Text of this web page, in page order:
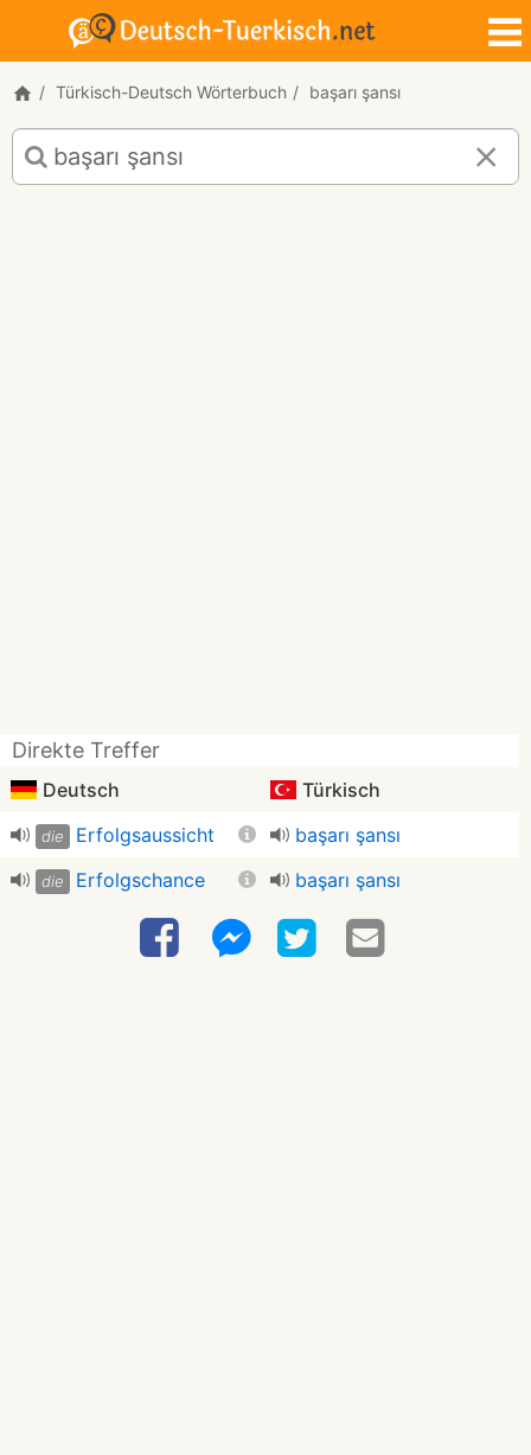
Türkisch-Deutsch Wörterbuch başarı şansı
Türkisch-
Deutsch
Übersetzung
Direkte Treffer
Deutsch Türkisch
die Erfolgsaussicht başarı şansı
die Erfolgschance başarı şansı